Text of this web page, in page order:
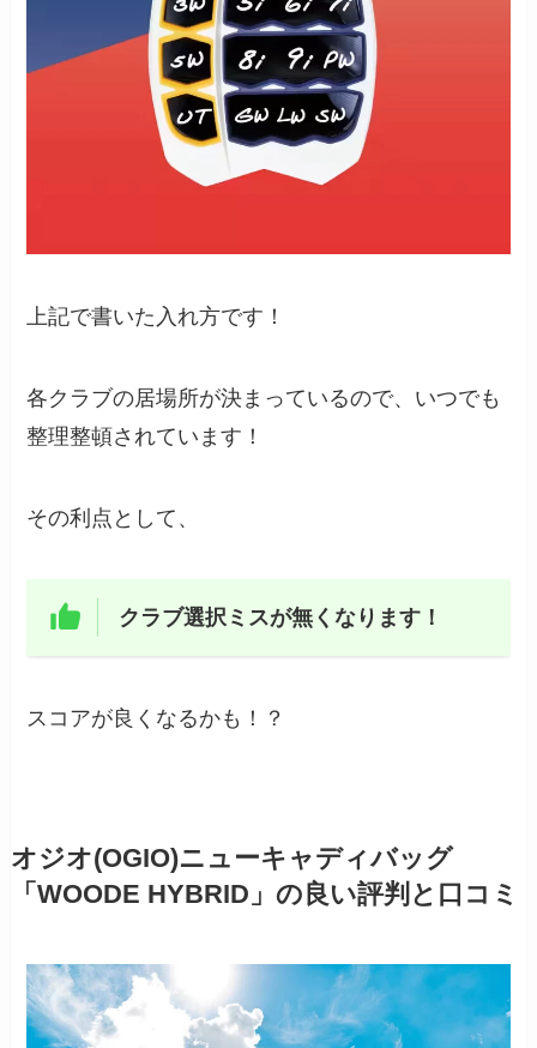
上記で書いた入れ方です！
各クラブの居場所が決まっているので、いつでも
整理整頓されています！
その利点として、
クラブ選択ミスが無くなります！
スコアが良くなるかも！？
オジオ(OGIO)ニューキャディバッグ
「WOODE HYBRID」の良い評判と口コミ